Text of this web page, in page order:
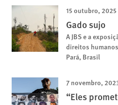
15 outubro, 2025
Gado sujo
A JBS e a
direitos
Pará, Brasil
7 novembro,
“Eles